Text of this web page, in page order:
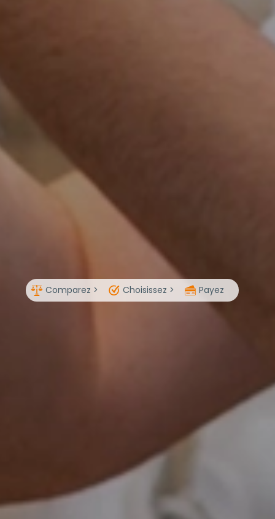
Comparez > Choisissez > Payez